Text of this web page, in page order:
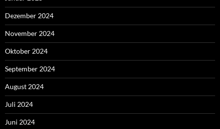
Dezember 2024
November 2024
Oktober 2024
September 2024
August 2024
Juli 2024
Juni 2024